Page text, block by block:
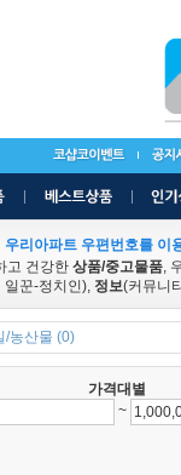
우리아파트 우편번호를 이
고 건강한 상품/중고물품,
일꾼-정치인), 정보(커뮤니
/농산물 (0)
가격대별
~